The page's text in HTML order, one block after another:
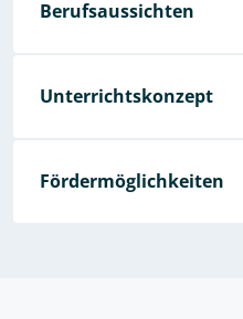
Berufsaussichten
Unterrichtskonzept
Fördermöglichkeiten